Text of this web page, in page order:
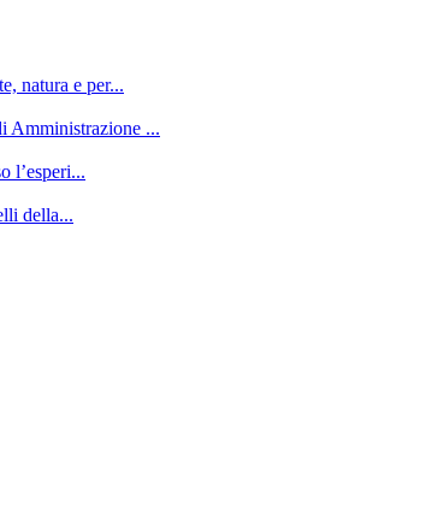
natura e per...
Amministrazione ...
l’esperi...
della...